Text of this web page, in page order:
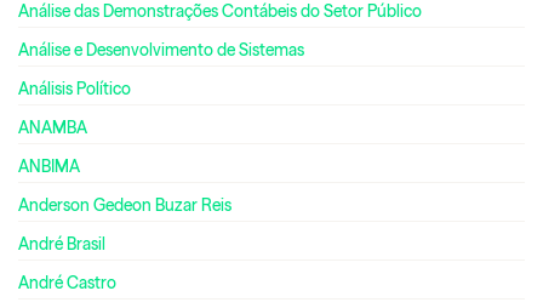
Análise das Demonstrações Contábeis do Setor Público
Análise e Desenvolvimento de Sistemas
Análisis Político
ANAMBA
ANBIMA
Anderson Gedeon Buzar Reis
André Brasil
André Castro